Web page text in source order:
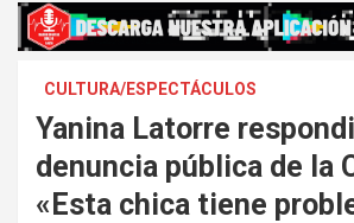
CULTURA/ESPECTÁCULOS
Yanina Latorre
denuncia pública de la
«Esta chica tiene